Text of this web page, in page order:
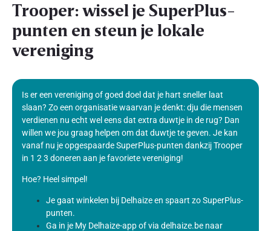
Trooper: wissel je SuperPlus-
punten en steun je lokale
vereniging
Is er een vereniging of goed doel dat je hart sneller laat
slaan? Zo een organisatie waarvan je denkt: dju die mensen
verdienen nu echt wel eens dat extra duwtje in de rug? Dan
willen we jou graag helpen om dat duwtje te geven. Je kan
vanaf nu je opgespaarde SuperPlus-punten dankzij Trooper
in 1 2 3 doneren aan je favoriete vereniging!
Hoe? Heel simpel!
Je gaat winkelen bij Delhaize en spaart zo SuperPlus-
punten.
Ga in je My Delhaize-app of via delhaize.be naar